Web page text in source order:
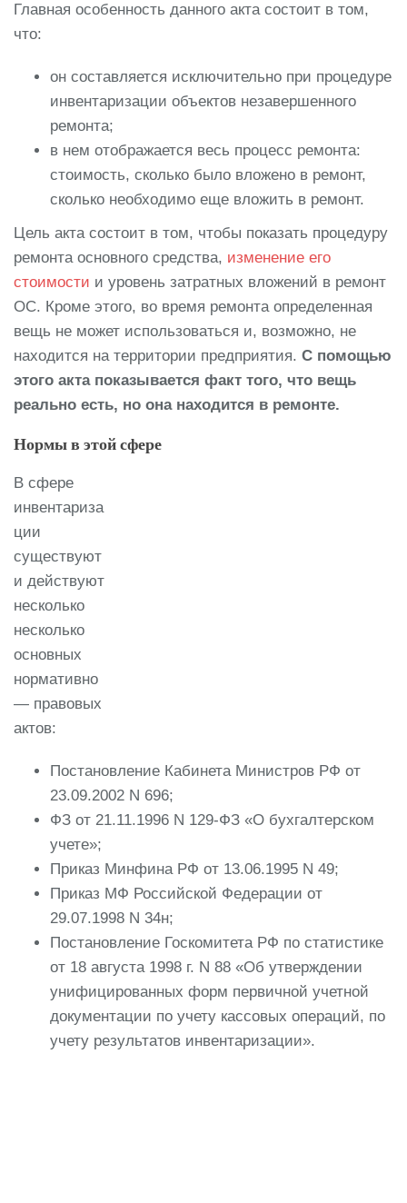
Главная особенность данного акта состоит в том,
что:
он составляется исключительно при процедуре
инвентаризации объектов незавершенного
ремонта;
в нем отображается весь процесс ремонта:
стоимость, сколько было вложено в ремонт,
сколько необходимо еще вложить в ремонт.
Цель акта состоит в том, чтобы показать процедуру
ремонта основного средства, изменение его
стоимости и уровень затратных вложений в ремонт
ОС. Кроме этого, во время ремонта определенная
вещь не может использоваться и, возможно, не
находится на территории предприятия. С помощью
этого акта показывается факт того, что вещь
реально есть, но она находится в ремонте.
Нормы в этой сфере
В сфере
инвентариза
ции
существуют
и действуют
несколько
несколько
основных
нормативно
— правовых
актов:
Постановление Кабинета Министров РФ от
23.09.2002 N 696;
ФЗ от 21.11.1996 N 129-ФЗ «О бухгалтерском
учете»;
Приказ Минфина РФ от 13.06.1995 N 49;
Приказ МФ Российской Федерации от
29.07.1998 N 34н;
Постановление Госкомитета РФ по статистике
от 18 августа 1998 г. N 88 «Об утверждении
унифицированных форм первичной учетной
документации по учету кассовых операций, по
учету результатов инвентаризации».